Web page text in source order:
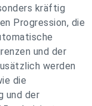
kräftig
Progression, die
und der
werden
die
und der